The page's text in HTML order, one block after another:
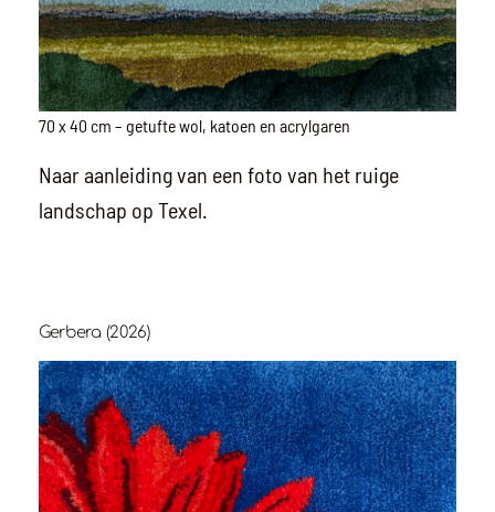
70 x 40 cm – getufte wol, katoen en acrylgaren
Naar aanleiding van een foto van het ruige
landschap op Texel.
Gerbera (2026)